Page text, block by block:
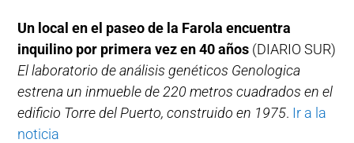
Un local en el paseo de la Farola encuentra
inquilino por primera vez en 40 años (DIARIO SUR)
El laboratorio de análisis genéticos Genologica
estrena un inmueble de 220 metros cuadrados en el
edificio Torre del Puerto, construido en 1975. Ir a la
noticia